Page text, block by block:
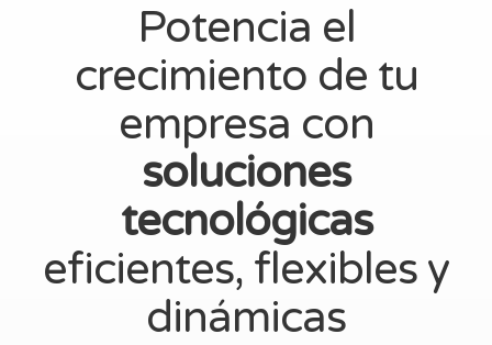
Potencia el
crecimiento de tu
empresa con
soluciones
tecnológicas
eficientes, flexibles y
dinámicas